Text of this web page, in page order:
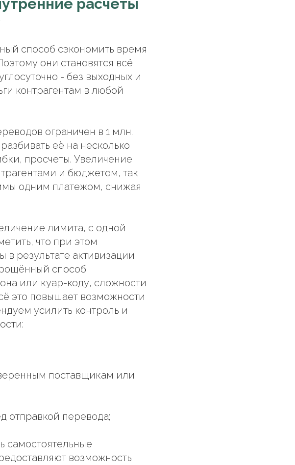
расчеты
способ сэкономить время
они становятся всё
- без выходных и
контрагентам в любой
ограничен в 1 млн.
её на несколько
просчеты. Увеличение
и бюджетом, так
одним платежом, снижая
лимита, с одной
что при этом
результате активизации
способ
или куар-коду, сложности
это повышает возможности
усилить контроль и
поставщикам или
отправкой перевода;
самостоятельные
возможность